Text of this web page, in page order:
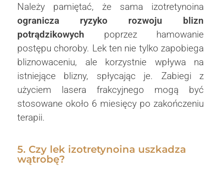
Należy pamiętać, że sama izotretynoina
ogranicza ryzyko rozwoju blizn
potrądzikowych poprzez hamowanie
postępu choroby. Lek ten nie tylko zapobiega
bliznowaceniu, ale korzystnie wpływa na
istniejące blizny, spłycając je. Zabiegi z
użyciem lasera frakcyjnego mogą być
stosowane około 6 miesięcy po zakończeniu
terapii.
5. Czy lek izotretynoina uszkadza
wątrobę?